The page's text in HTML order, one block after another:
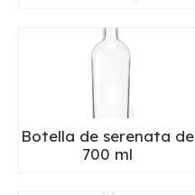
Botella de serenata de
700 ml